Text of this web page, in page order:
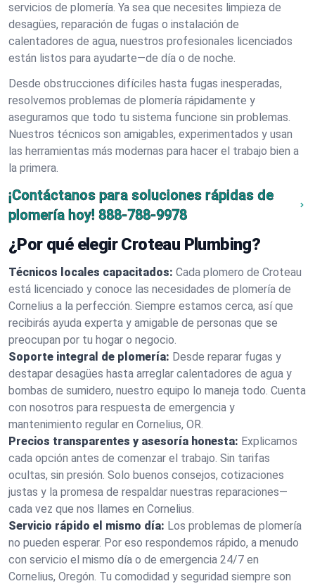
servicios de plomería. Ya sea que necesites limpieza de
desagües, reparación de fugas o instalación de
calentadores de agua, nuestros profesionales licenciados
están listos para ayudarte—de día o de noche.
Desde obstrucciones difíciles hasta fugas inesperadas,
resolvemos problemas de plomería rápidamente y
aseguramos que todo tu sistema funcione sin problemas.
Nuestros técnicos son amigables, experimentados y usan
las herramientas más modernas para hacer el trabajo bien a
la primera.
¡Contáctanos para soluciones rápidas de
plomería hoy! 888-788-9978
¿Por qué elegir Croteau Plumbing?
Técnicos locales capacitados: Cada plomero de Croteau
está licenciado y conoce las necesidades de plomería de
Cornelius a la perfección. Siempre estamos cerca, así que
recibirás ayuda experta y amigable de personas que se
preocupan por tu hogar o negocio.
Soporte integral de plomería: Desde reparar fugas y
destapar desagües hasta arreglar calentadores de agua y
bombas de sumidero, nuestro equipo lo maneja todo. Cuenta
con nosotros para respuesta de emergencia y
mantenimiento regular en Cornelius, OR.
Precios transparentes y asesoría honesta: Explicamos
cada opción antes de comenzar el trabajo. Sin tarifas
ocultas, sin presión. Solo buenos consejos, cotizaciones
justas y la promesa de respaldar nuestras reparaciones—
cada vez que nos llames en Cornelius.
Servicio rápido el mismo día: Los problemas de plomería
no pueden esperar. Por eso respondemos rápido, a menudo
con servicio el mismo día o de emergencia 24/7 en
Cornelius, Oregón. Tu comodidad y seguridad siempre son